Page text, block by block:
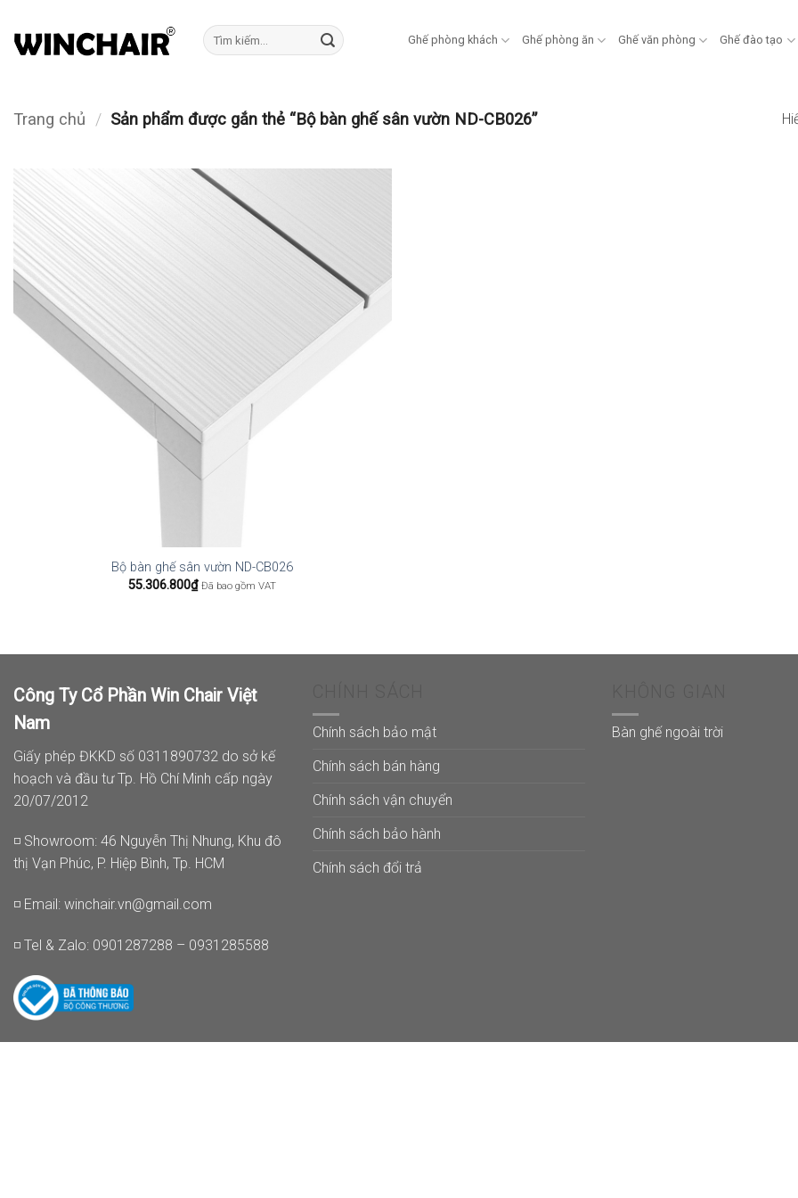
qua
Tìm
kiếm:
Ghế phòng khách Ghế phòng ăn Ghế văn phòng Ghế đào tạo
Trang chủ / Sản phẩm được gắn thẻ “Bộ bàn ghế sân vườn ND-CB026”
Bộ bàn ghế sân vườn ND-CB026
55.306.800₫ Đã bao gồm VAT
Công Ty Cổ Phần Win Chair Việt
Nam
Giấy phép ĐKKD số 0311890732 do sở kế
hoạch và đầu tư Tp. Hồ Chí Minh cấp ngày
20/07/2012
◽ Showroom: 46 Nguyễn Thị Nhung, Khu đô
thị Vạn Phúc, P. Hiệp Bình, Tp. HCM
◽ Email: winchair.vn@gmail.com
◽ Tel & Zalo: 0901287288 – 0931285588
Chính sách bảo mật
Chính sách bán hàng
Chính sách vận chuyển
Chính sách bảo hành
Chính sách đổi trả
Bàn ghế ngoài trời